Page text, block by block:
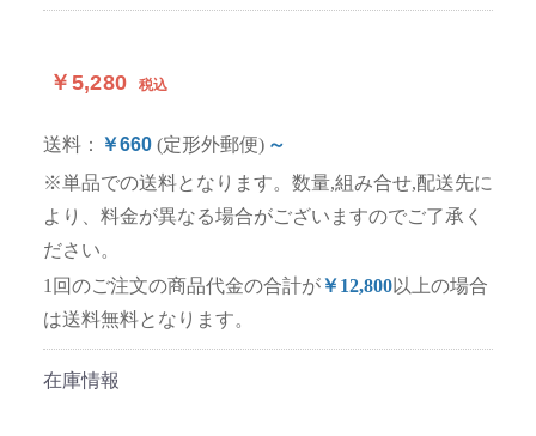
￥5,280 税込
送料： ￥660 (定形外郵便) ～
※単品での送料となります。数量,組み合せ,配送先に
より、料金が異なる場合がございますのでご了承く
ださい。
1回のご注文の商品代金の合計が￥12,800以上の場合
は送料無料となります。
在庫情報